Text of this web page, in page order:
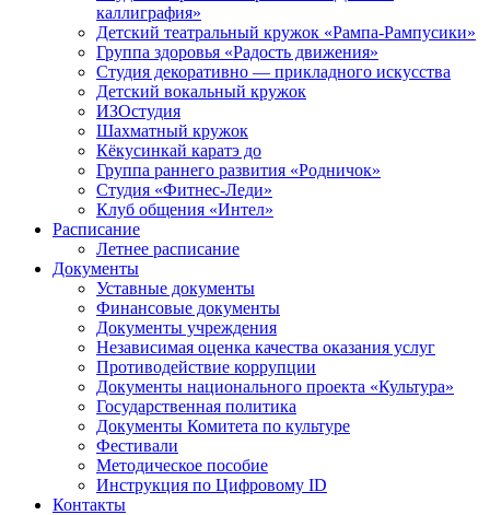
каллиграфия»
Детский театральный кружок «Рампа-Рампусики»
Группа здоровья «Радость движения»
Студия декоративно — прикладного искусства
Детский вокальный кружок
ИЗОстудия
Шахматный кружок
Кёкусинкай каратэ до
Группа раннего развития «Родничок»
Cтудия «Фитнес-Леди»
Клуб общения «Интел»
Расписание
Летнее расписание
Документы
Уставные документы
Финансовые документы
Документы учреждения
Независимая оценка качества оказания услуг
Противодействие коррупции
Документы национального проекта «Культура»
Государственная политика
Документы Комитета по культуре
Фестивали
Методическое пособие
Инструкция по Цифровому ID
Контакты